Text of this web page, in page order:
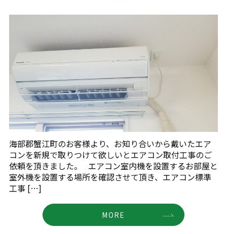
海部郡蟹江町のお客様より、お知り合いから戴いたエア
コンを新規で取りつけて欲しいとエアコン取付工事のご
依頼を頂きました。 エアコン室内機を設置するお部屋と
室外機を設置する場所を確認させて頂き、エアコン標準
工事 […]
MORE